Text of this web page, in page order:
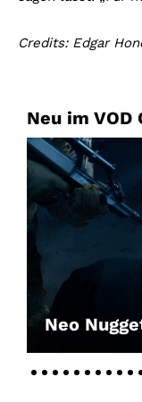
Credits: Edgar
Neu im VOD
Neo